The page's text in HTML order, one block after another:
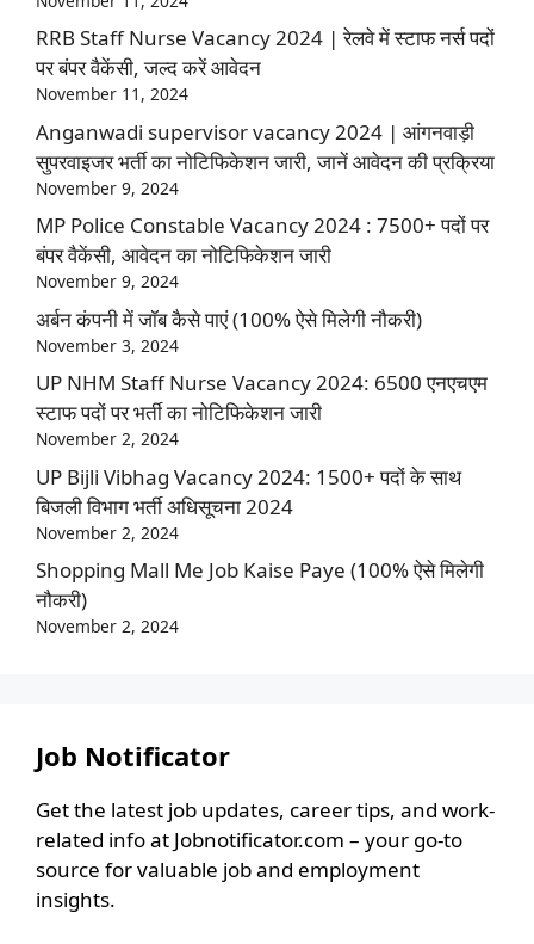
RRB Staff Nurse Vacancy 2024 | रेलवे में स्टाफ नर्स पदों
पर बंपर वैकेंसी, जल्द करें आवेदन
November 11, 2024
Anganwadi supervisor vacancy 2024 | आंगनवाड़ी
सुपरवाइजर भर्ती का नोटिफिकेशन जारी, जानें आवेदन की प्रक्रिया
November 9, 2024
MP Police Constable Vacancy 2024 : 7500+ पदों पर
बंपर वैकेंसी, आवेदन का नोटिफिकेशन जारी
November 9, 2024
अर्बन कंपनी में जॉब कैसे पाएं (100% ऐसे मिलेगी नौकरी)
November 3, 2024
UP NHM Staff Nurse Vacancy 2024: 6500 एनएचएम
स्टाफ पदों पर भर्ती का नोटिफिकेशन जारी
November 2, 2024
UP Bijli Vibhag Vacancy 2024: 1500+ पदों के साथ
बिजली विभाग भर्ती अधिसूचना 2024
November 2, 2024
Shopping Mall Me Job Kaise Paye (100% ऐसे मिलेगी
नौकरी)
November 2, 2024
Job Notificator
Get the latest job updates, career tips, and work-
related info at Jobnotificator.com – your go-to
source for valuable job and employment
insights.